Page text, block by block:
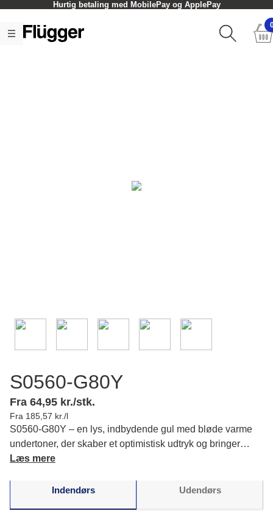
Hurtig betaling med MobilePay og ApplePay
S0560-G80Y
Fra 64,95 kr./stk.
Fra 185,57 kr./l
S0560-G80Y – en lys, indbydende gul med bløde varme
undertoner, der skaber et optimistisk udtryk og bringer
energi til dine rum. Læs mere om farvens karakter og
Læs mere
Indendørs Udendørs